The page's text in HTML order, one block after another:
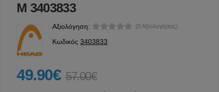
M 3403833
Αξιολόγηση: (0 Αξιολογήσεις)
Κωδικός 3403833
49.90€ 57.00€